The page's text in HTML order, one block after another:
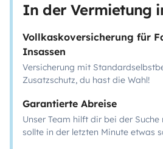
In der Vermietung
Vollkaskoversicherung für
Insassen
Versicherung mit
Zusatzschutz, du hast die Wahl!
Garantierte Abreise
Unser Team hilft dir bei der
sollte in der letzten Minute etwas